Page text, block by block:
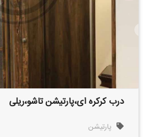
درب کرکره ای،پارتیشن تاشو،ریلی
پارتیشن